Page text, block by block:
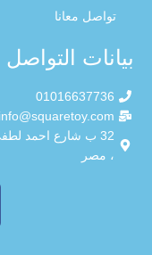
تواصل معانا
بيانات التواصل
01016637736
info@squaretoy.com
32 ب شارع احمد
، مصر